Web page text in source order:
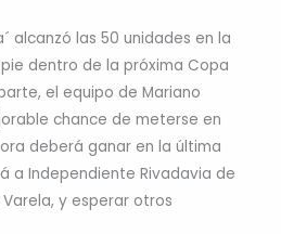
alcanzó las 50 unidades en la
dentro de la próxima Copa
el equipo de Mariano
chance de meterse en
deberá ganar en la última
a Independiente Rivadavia de
y esperar otros